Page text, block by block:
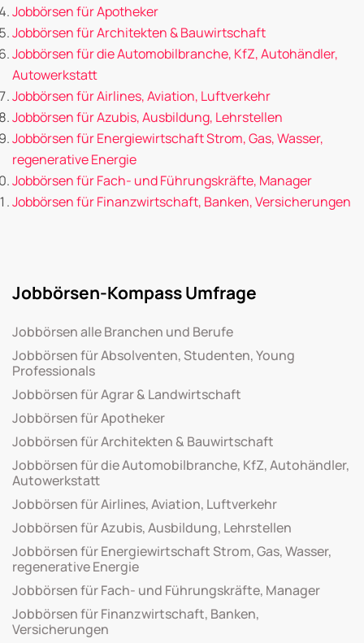
Jobbörsen für Apotheker
Jobbörsen für Architekten & Bauwirtschaft
Jobbörsen für die Automobilbranche, KfZ, Autohändler,
Autowerkstatt
Jobbörsen für Airlines, Aviation, Luftverkehr
Jobbörsen für Azubis, Ausbildung, Lehrstellen
Jobbörsen für Energiewirtschaft Strom, Gas, Wasser,
regenerative Energie
Jobbörsen für Fach- und Führungskräfte, Manager
Jobbörsen für Finanzwirtschaft, Banken, Versicherungen
Jobbörsen-Kompass Umfrage
Jobbörsen alle Branchen und Berufe
Jobbörsen für Absolventen, Studenten, Young
Professionals
Jobbörsen für Agrar & Landwirtschaft
Jobbörsen für Apotheker
Jobbörsen für Architekten & Bauwirtschaft
Jobbörsen für die Automobilbranche, KfZ, Autohändler,
Autowerkstatt
Jobbörsen für Airlines, Aviation, Luftverkehr
Jobbörsen für Azubis, Ausbildung, Lehrstellen
Jobbörsen für Energiewirtschaft Strom, Gas, Wasser,
regenerative Energie
Jobbörsen für Fach- und Führungskräfte, Manager
Jobbörsen für Finanzwirtschaft, Banken,
Versicherungen